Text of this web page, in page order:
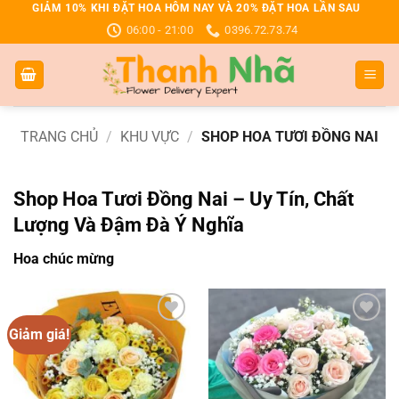
dung
GIẢM 10% KHI ĐẶT HOA HÔM NAY VÀ 20% ĐẶT HOA LẦN SAU
06:00 - 21:00 0396.72.73.74
TRANG CHỦ / KHU VỰC / SHOP HOA TƯƠI ĐỒNG NAI
Shop Hoa Tươi Đồng Nai – Uy Tín, Chất
Lượng Và Đậm Đà Ý Nghĩa
Hoa chúc mừng
Giảm giá!
Add to
wishlist
Add to
wishlist